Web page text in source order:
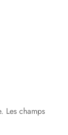
Les champs